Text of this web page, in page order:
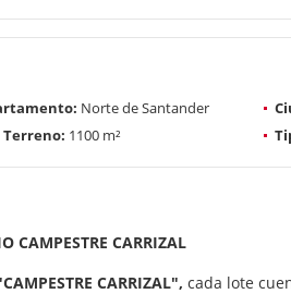
Norte de Santander
Terreno: 1100 m²
CAMPESTRE CARRIZAL
CARRIZAL", cada lote